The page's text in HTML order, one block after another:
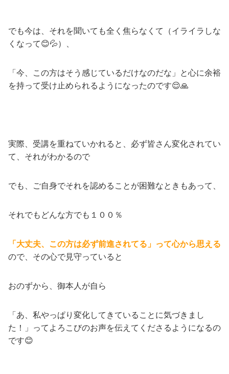
でも今は、それを聞いても全く焦らなくて（イライラしな
くなって😊💦）、
「今、この方はそう感じているだけなのだな」と心に余裕
を持って受け止められるようになったのです😌🙏
実際、受講を重ねていかれると、必ず皆さん変化されてい
て、それがわかるので
でも、ご自身でそれを認めることが困難なときもあって、
それでもどんな方でも１００％
「大丈夫、この方は必ず前進されてる」って心から思える
ので、その心で見守っていると
おのずから、御本人が自ら
「あ、私やっぱり変化してきていることに気づきまし
た！」ってよろこびのお声を伝えてくださるようになるの
です😊